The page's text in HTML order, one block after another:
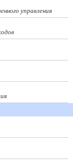
управления